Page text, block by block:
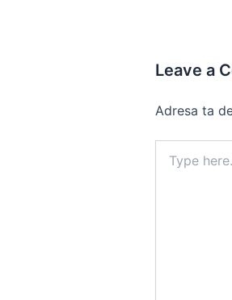
Leave a
Adresa ta
here..